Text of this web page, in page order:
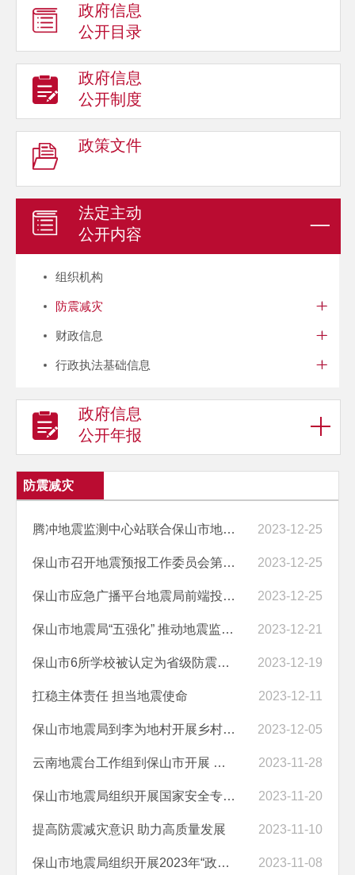
政府信息
公开目录
政府信息
公开制度
政策文件
法定主动
公开内容
组织机构
防震减灾
财政信息
行政执法基础信息
政府信息
公开年报
防震减灾
腾冲地震监测中心站联合保山市地震局 完成年度数字化气氡观测仪器检查标... 2023-12-25
保山市召开地震预报工作委员会第二次会议 暨2024年震情监视跟踪工作会议 2023-12-25
保山市应急广播平台地震局前端投入使用 2023-12-25
保山市地震局“五强化” 推动地震监测预报预警提质增效保山市地震局“五... 2023-12-21
保山市6所学校被认定为省级防震减灾科普示范学校 2023-12-19
扛稳主体责任 担当地震使命 2023-12-11
保山市地震局到李为地村开展乡村振兴工作调研和入户走访动态信息采集工作 2023-12-05
云南地震台工作组到保山市开展 异常现场核实工作 2023-11-28
保山市地震局组织开展国家安全专题培训 2023-11-20
提高防震减灾意识 助力高质量发展 2023-11-10
保山市地震局组织开展2023年“政府开放日”暨“11·6防震减灾宣传日”宣... 2023-11-08